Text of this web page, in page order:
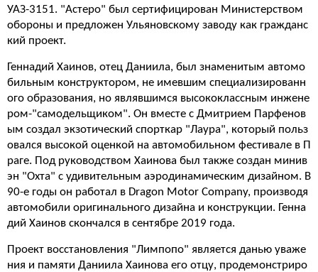
УАЗ-3151. "Астеро" был сертифицирован Министерством
обороны и предложен Ульяновскому заводу как гражданс
кий проект.
Геннадий Хаинов, отец Даниила, был знаменитым автомо
бильным конструктором, не имевшим специализированн
ого образования, но являвшимся высококлассным инжене
ром-"самодельщиком". Он вместе с Дмитрием Парфенов
ым создал экзотический спорткар "Лаура", который польз
овался высокой оценкой на автомобильном фестивале в П
раге. Под руководством Хаинова был также создан минив
эн "Охта" с удивительным аэродинамическим дизайном. В
90-е годы он работал в Dragon Motor Company, производя
автомобили оригинального дизайна и конструкции. Генна
дий Хаинов скончался в сентябре 2019 года.
Проект восстановления "Лимпопо" является данью уваже
ния и памяти Даниила Хаинова его отцу, продемонстриро